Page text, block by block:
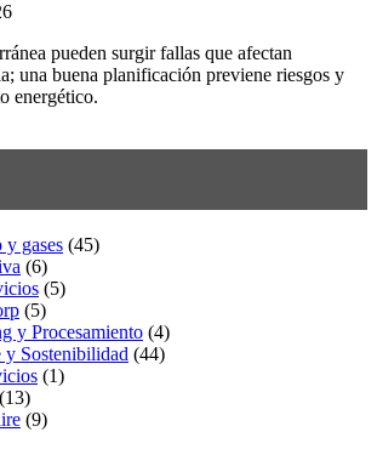
pueden surgir fallas que afectan
una buena planificación previene riesgos y
energético.
gases (45)
(6)
(5)
(5)
y Procesamiento (4)
Sostenibilidad (44)
(1)
(13)
(9)